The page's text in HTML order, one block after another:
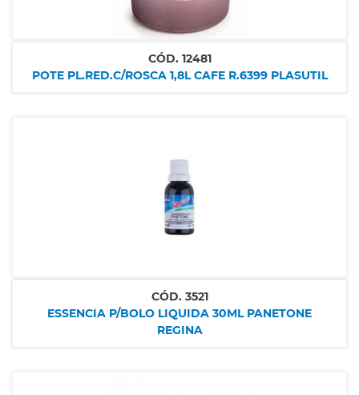
CÓD. 12481
POTE PL.RED.C/ROSCA 1,8L CAFE R.6399 PLASUTIL
CÓD. 3521
ESSENCIA P/BOLO LIQUIDA 30ML PANETONE
REGINA